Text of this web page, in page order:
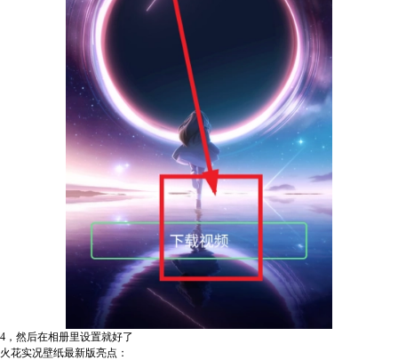
4，然后在相册里设置就好了
火花实况壁纸最新版亮点：